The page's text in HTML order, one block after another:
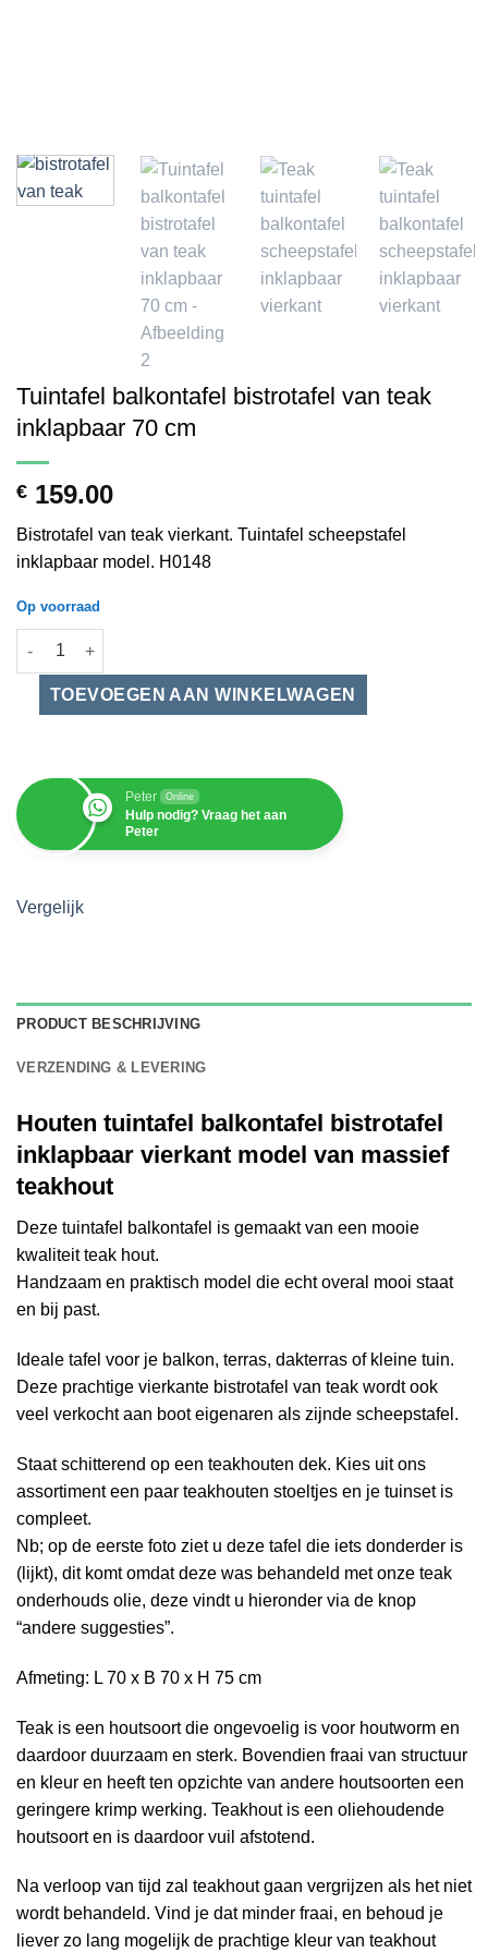
Tuintafel balkontafel bistrotafel van teak
inklapbaar 70 cm
€ 159.00
Bistrotafel van teak vierkant. Tuintafel scheepstafel
inklapbaar model. H0148
Op voorraad
Tuintafel balkontafel bistrotafel van teak inklapbaar 70 cm
Peter Online
Hulp nodig? Vraag het aan
Peter
Vergelijk
PRODUCT BESCHRIJVING
VERZENDING & LEVERING
Houten tuintafel balkontafel bistrotafel
inklapbaar vierkant model van massief
teakhout
Deze tuintafel balkontafel is gemaakt van een mooie
kwaliteit teak hout.
Handzaam en praktisch model die echt overal mooi staat
en bij past.
Ideale tafel voor je balkon, terras, dakterras of kleine tuin.
Deze prachtige vierkante bistrotafel van teak wordt ook
veel verkocht aan boot eigenaren als zijnde scheepstafel.
Staat schitterend op een teakhouten dek. Kies uit ons
assortiment een paar teakhouten stoeltjes en je tuinset is
compleet.
Nb; op de eerste foto ziet u deze tafel die iets donderder is
(lijkt), dit komt omdat deze was behandeld met onze teak
onderhouds olie, deze vindt u hieronder via de knop
“andere suggesties”.
Afmeting: L 70 x B 70 x H 75 cm
Teak is een houtsoort die ongevoelig is voor houtworm en
daardoor duurzaam en sterk. Bovendien fraai van structuur
en kleur en heeft ten opzichte van andere houtsoorten een
geringere krimp werking. Teakhout is een oliehoudende
houtsoort en is daardoor vuil afstotend.
Na verloop van tijd zal teakhout gaan vergrijzen als het niet
wordt behandeld. Vind je dat minder fraai, en behoud je
liever zo lang mogelijk de prachtige kleur van teakhout